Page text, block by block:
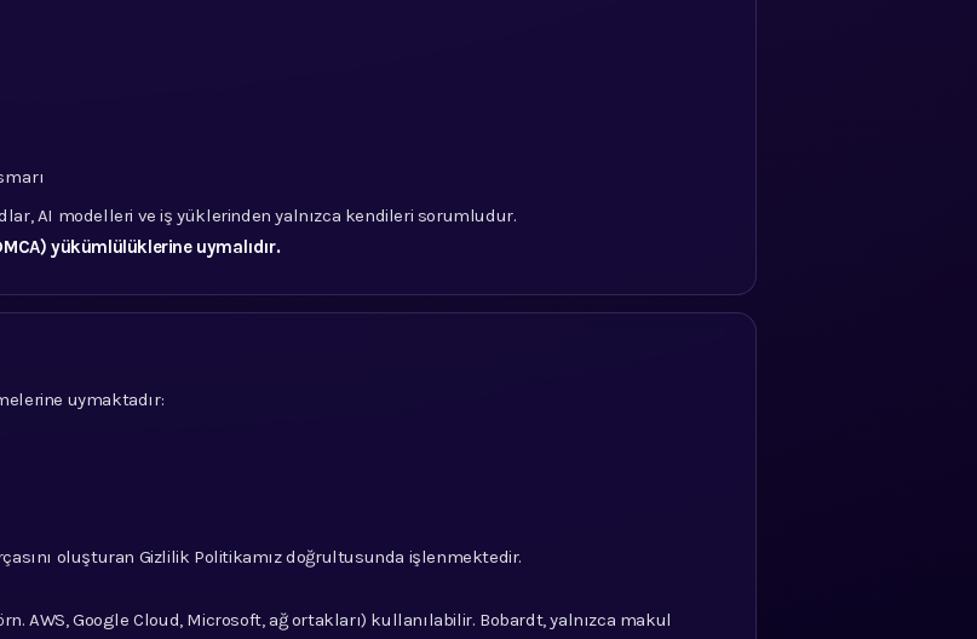
AI modelleri ve iş yüklerinden yalnızca kendileri sorumludur.
yükümlülüklerine uymalıdır.
uymaktadır:
oluşturan Gizlilik Politikamız doğrultusunda işlenmektedir.
AWS, Google Cloud, Microsoft, ağ ortakları) kullanılabilir. Bobardt, yalnızca makul